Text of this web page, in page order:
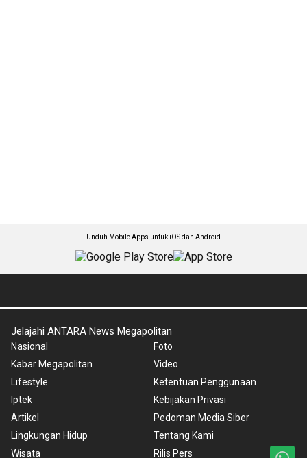
Unduh Mobile Apps untuk iOS dan Android
Jelajahi ANTARA News Megapolitan
Nasional
Kabar Megapolitan
Lifestyle
Iptek
Artikel
Lingkungan Hidup
Wisata
Foto
Video
Ketentuan Penggunaan
Kebijakan Privasi
Pedoman Media Siber
Tentang Kami
Rilis Pers